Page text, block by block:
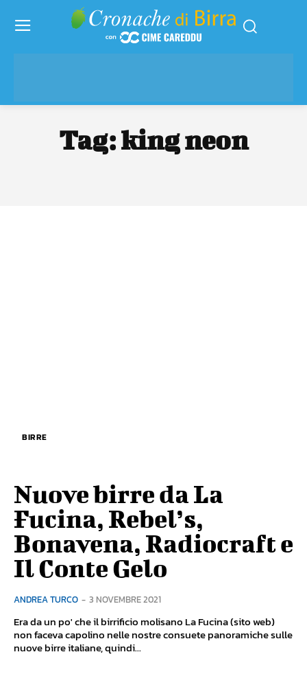
Tag:king neon
BIRRE
Nuove birre da La
Fucina, Rebel’s,
Bonavena, Radiocraft e
Il Conte Gelo
ANDREA TURCO - 3 NOVEMBRE 2021
Era da un po' che il birrificio molisano La Fucina (sito web)
non faceva capolino nelle nostre consuete panoramiche sulle
nuove birre italiane, quindi...